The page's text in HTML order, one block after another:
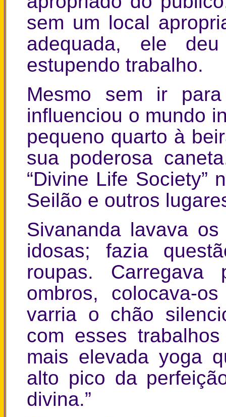
sem um local
adequada, ele
estupendo trabalho.
Mesmo sem ir
influenciou o mundo
pequeno quarto à
sua poderosa
“Divine Life Society”
Seilão e outros
Sivananda lavava
idosas; fazia
roupas.
ombros, colocava-
varria o chão
com esses
mais elevada yoga
alto pico da
divina.”